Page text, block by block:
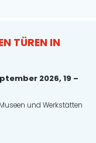
TÜREN IN
2026, 19 –
und Werkstätten